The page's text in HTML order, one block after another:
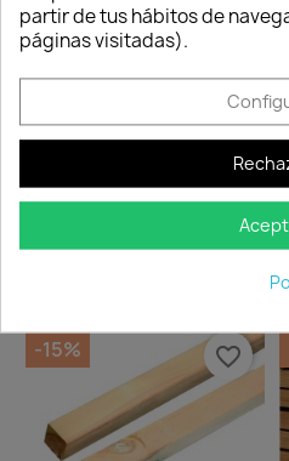
Compartir
Los clientes que
producto también
-15% favorite_border
partir de tus hábitos de
páginas visitadas).